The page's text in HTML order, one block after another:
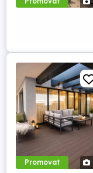
Promovat